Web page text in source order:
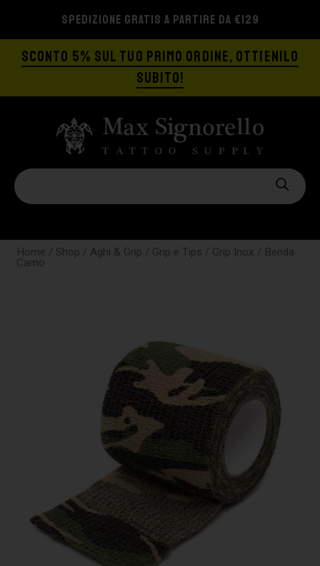
SPEDIZIONE GRATIS A PARTIRE DA €129
SCONTO 5% SUL TUO PRIMO ORDINE, OTTIENILO
SUBITO!
Home / Shop / Aghi & Grip / Grip e Tips / Grip Inox / Benda
Camo